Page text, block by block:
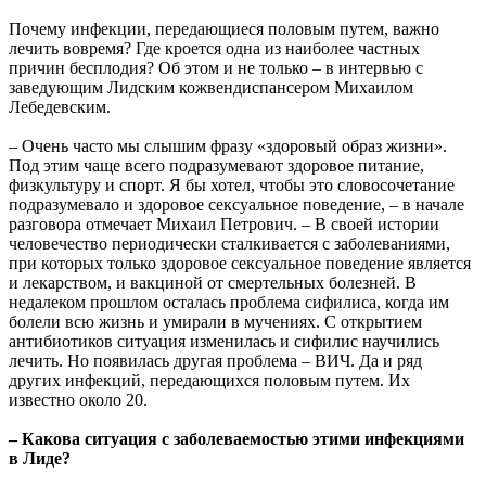
Почему инфекции, передающиеся половым путем, важно
лечить вовремя? Где кроется одна из наиболее частных
причин бесплодия? Об этом и не только – в интервью с
заведующим Лидским кожвендиспансером Михаилом
Лебедевским.
– Очень часто мы слышим фразу «здоровый образ жизни».
Под этим чаще всего подразумевают здоровое питание,
физкультуру и спорт. Я бы хотел, чтобы это словосочетание
подразумевало и здоровое сексуальное поведение, – в начале
разговора отмечает Михаил Петрович. – В своей истории
человечество периодически сталкивается с заболеваниями,
при которых только здоровое сексуальное поведение является
и лекарством, и вакциной от смертельных болезней. В
недалеком прошлом осталась проблема сифилиса, когда им
болели всю жизнь и умирали в мучениях. С открытием
антибиотиков ситуация изменилась и сифилис научились
лечить. Но появилась другая проблема – ВИЧ. Да и ряд
других инфекций, передающихся половым путем. Их
известно около 20.
– Какова ситуация с заболеваемостью этими инфекциями
в Лиде?